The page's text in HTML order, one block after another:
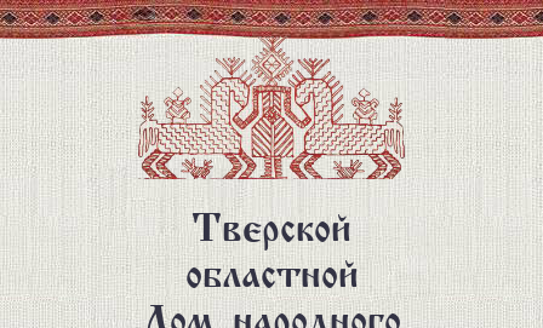
Перейти
к
основному
содержанию
Тверской
областной
Дом народного